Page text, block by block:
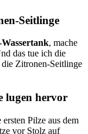
Seitlinge
, mache
das tue ich die
die Zitronen-Seitlinge
lugen hervor
Pilze aus dem
vor Stolz auf